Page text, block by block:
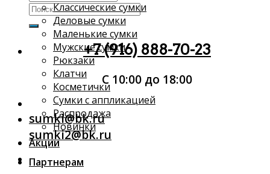
Искать:
+7 (916) 888-70-23
С 10:00 до 18:00
sumki@bk.ru
sumki2@bk.ru
Классические сумки
Деловые сумки
Маленькие сумки
Мужские сумки
Рюкзаки
Клатчи
Косметички
Сумки с аппликацией
Распродажа
Новинки
Акции
Партнерам